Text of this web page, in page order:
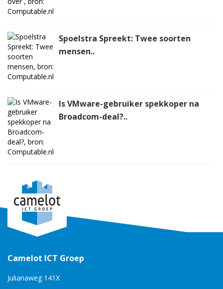
Spoelstra Spreekt: Twee soorten
mensen..
Is VMware-gebruiker spekkoper na
Broadcom-deal?..
Camelot ICT Groep
Julianaweg 141X